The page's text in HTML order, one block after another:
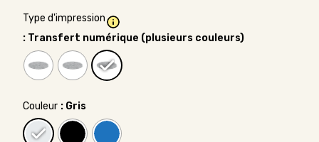
Type d'impression
: Transfert numérique (plusieurs couleurs)
Couleur : Gris